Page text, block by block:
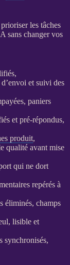
les tâches
sans changer vos
et suivi des
paniers
et pré-répondus,
produit,
qualité avant mise
qui ne dort
repérés à
éliminés, champs
lisible et
synchronisés,